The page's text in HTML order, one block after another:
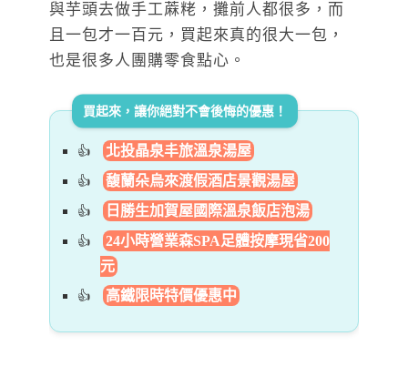
與芋頭去做手工蔴粩，攤前人都很多，而
且一包才一百元，買起來真的很大一包，
也是很多人團購零食點心。
買起來，讓你絕對不會後悔的優惠！
北投晶泉丰旅溫泉湯屋
馥蘭朵烏來渡假酒店景觀湯屋
日勝生加賀屋國際溫泉飯店泡湯
24小時營業森SPA足體按摩現省200
元
高鐵限時特價優惠中